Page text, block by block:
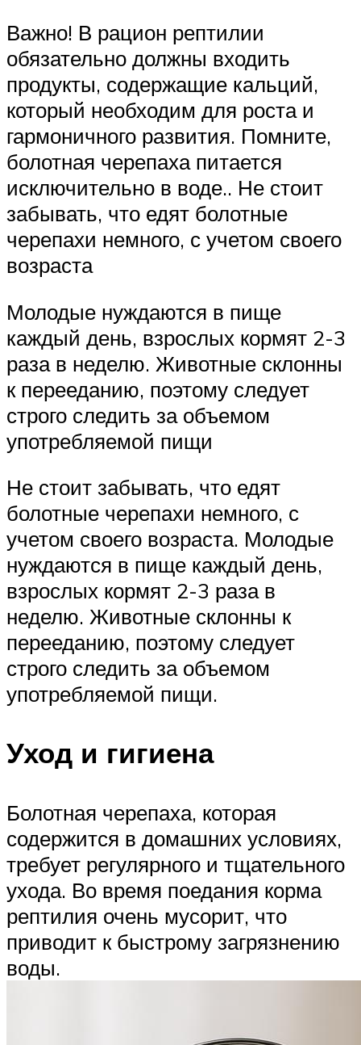
Важно! В рацион рептилии
обязательно должны входить
продукты, содержащие кальций,
который необходим для роста и
гармоничного развития. Помните,
болотная черепаха питается
исключительно в воде.. Не стоит
забывать, что едят болотные
черепахи немного, с учетом своего
возраста
Молодые нуждаются в пище
каждый день, взрослых кормят 2-3
раза в неделю. Животные склонны
к перееданию, поэтому следует
строго следить за объемом
употребляемой пищи
Не стоит забывать, что едят
болотные черепахи немного, с
учетом своего возраста. Молодые
нуждаются в пище каждый день,
взрослых кормят 2-3 раза в
неделю. Животные склонны к
перееданию, поэтому следует
строго следить за объемом
употребляемой пищи.
Уход и гигиена
Болотная черепаха, которая
содержится в домашних условиях,
требует регулярного и тщательного
ухода. Во время поедания корма
рептилия очень мусорит, что
приводит к быстрому загрязнению
воды.